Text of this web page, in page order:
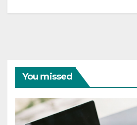
You missed